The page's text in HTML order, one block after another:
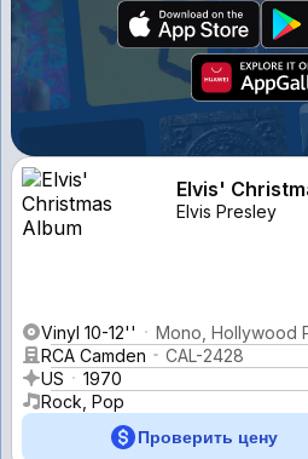
Elvis'
Elvis Presley
Vinyl 10-12''
Mono, Hollywood
RCA Camden
CAL-2428
US
1970
Rock, Pop
Проверить цену